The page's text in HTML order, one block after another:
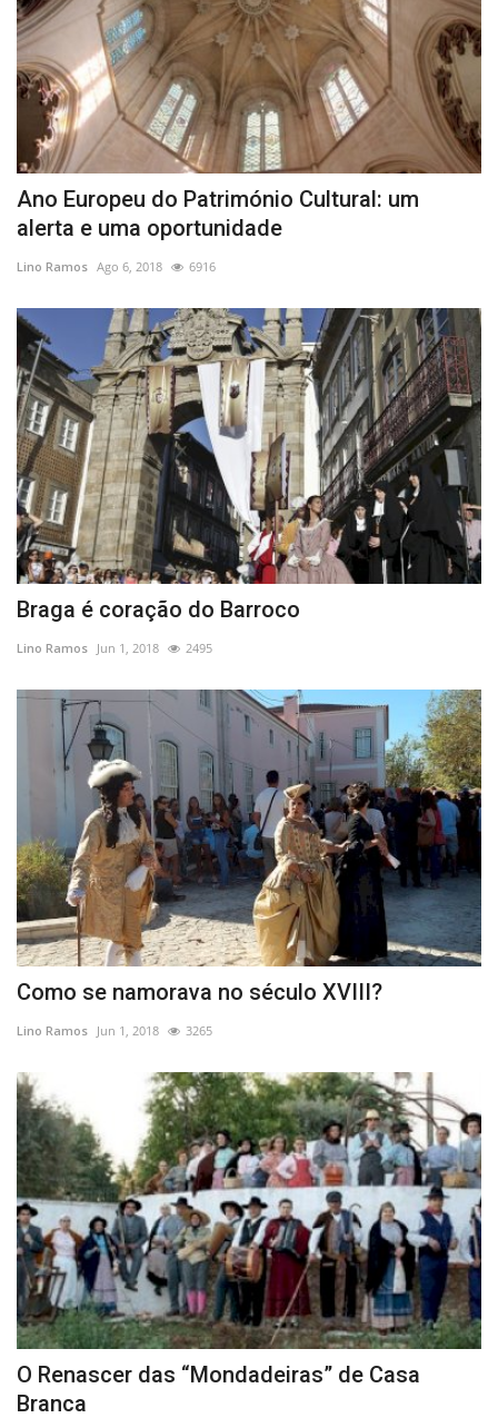
Ano Europeu do Património Cultural: um
alerta e uma oportunidade
Lino Ramos Ago 6, 2018 6916
Braga é coração do Barroco
Lino Ramos Jun 1, 2018 2495
Como se namorava no século XVIII?
Lino Ramos Jun 1, 2018 3265
O Renascer das “Mondadeiras” de Casa
Branca